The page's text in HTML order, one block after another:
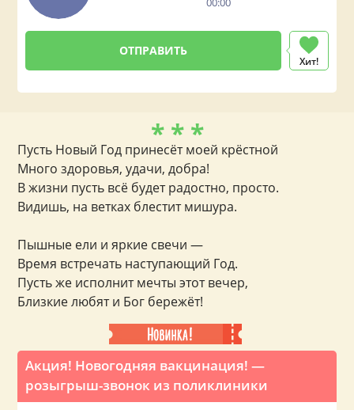
Хит!
Акция! Новогодняя вакцинация! —
розыгрыш-звонок из поликлиники
* * *
Пусть Новый Год принесёт моей крёстной
Много здоровья, удачи, добра!
В жизни пусть всё будет радостно, просто.
Видишь, на ветках блестит мишура.
Пышные ели и яркие свечи —
Время встречать наступающий Год.
Пусть же исполнит мечты этот вечер,
Близкие любят и Бог бережёт!